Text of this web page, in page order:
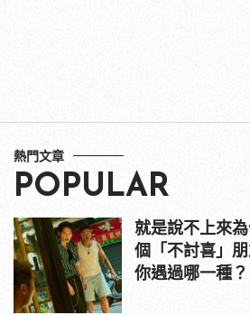
熱門文章
POPULAR
就是說不上來
個「不討喜」朋
你遇過哪一種？